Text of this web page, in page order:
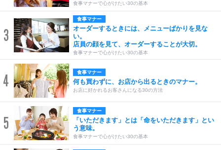
食事マナーで心がけたい30の基本
3
食事マナー
オーダーするときには、メニューばかりを見な
い。
店員の顔を見て、オーダーすることが大切。
食事マナーで心がけたい30の基本
4 食事マナー
何も買わずに、お店から出るときのマナー。
お店に好かれるお客さんになる30の方法
5
食事マナー
「いただきます」とは「命をいただきます」とい
う意味。
食事マナーで心がけたい30の基本